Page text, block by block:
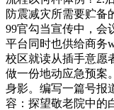
防震减灾所需要贮备
99官勾当宣传中，会
平台同时也供给商务
校区就读从插手意愿
做一份地动应急预案
身影。编写一篇号报
容：探望敬老院中的